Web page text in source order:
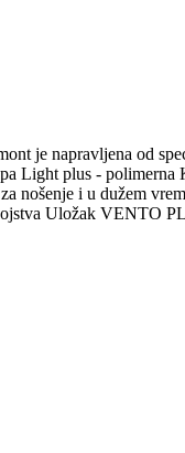
je napravljena od
Light plus -
nošenje i u dužem
Uložak VENTO